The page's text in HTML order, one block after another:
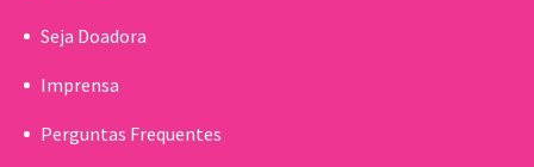
Seja Doadora
Imprensa
Perguntas Frequentes